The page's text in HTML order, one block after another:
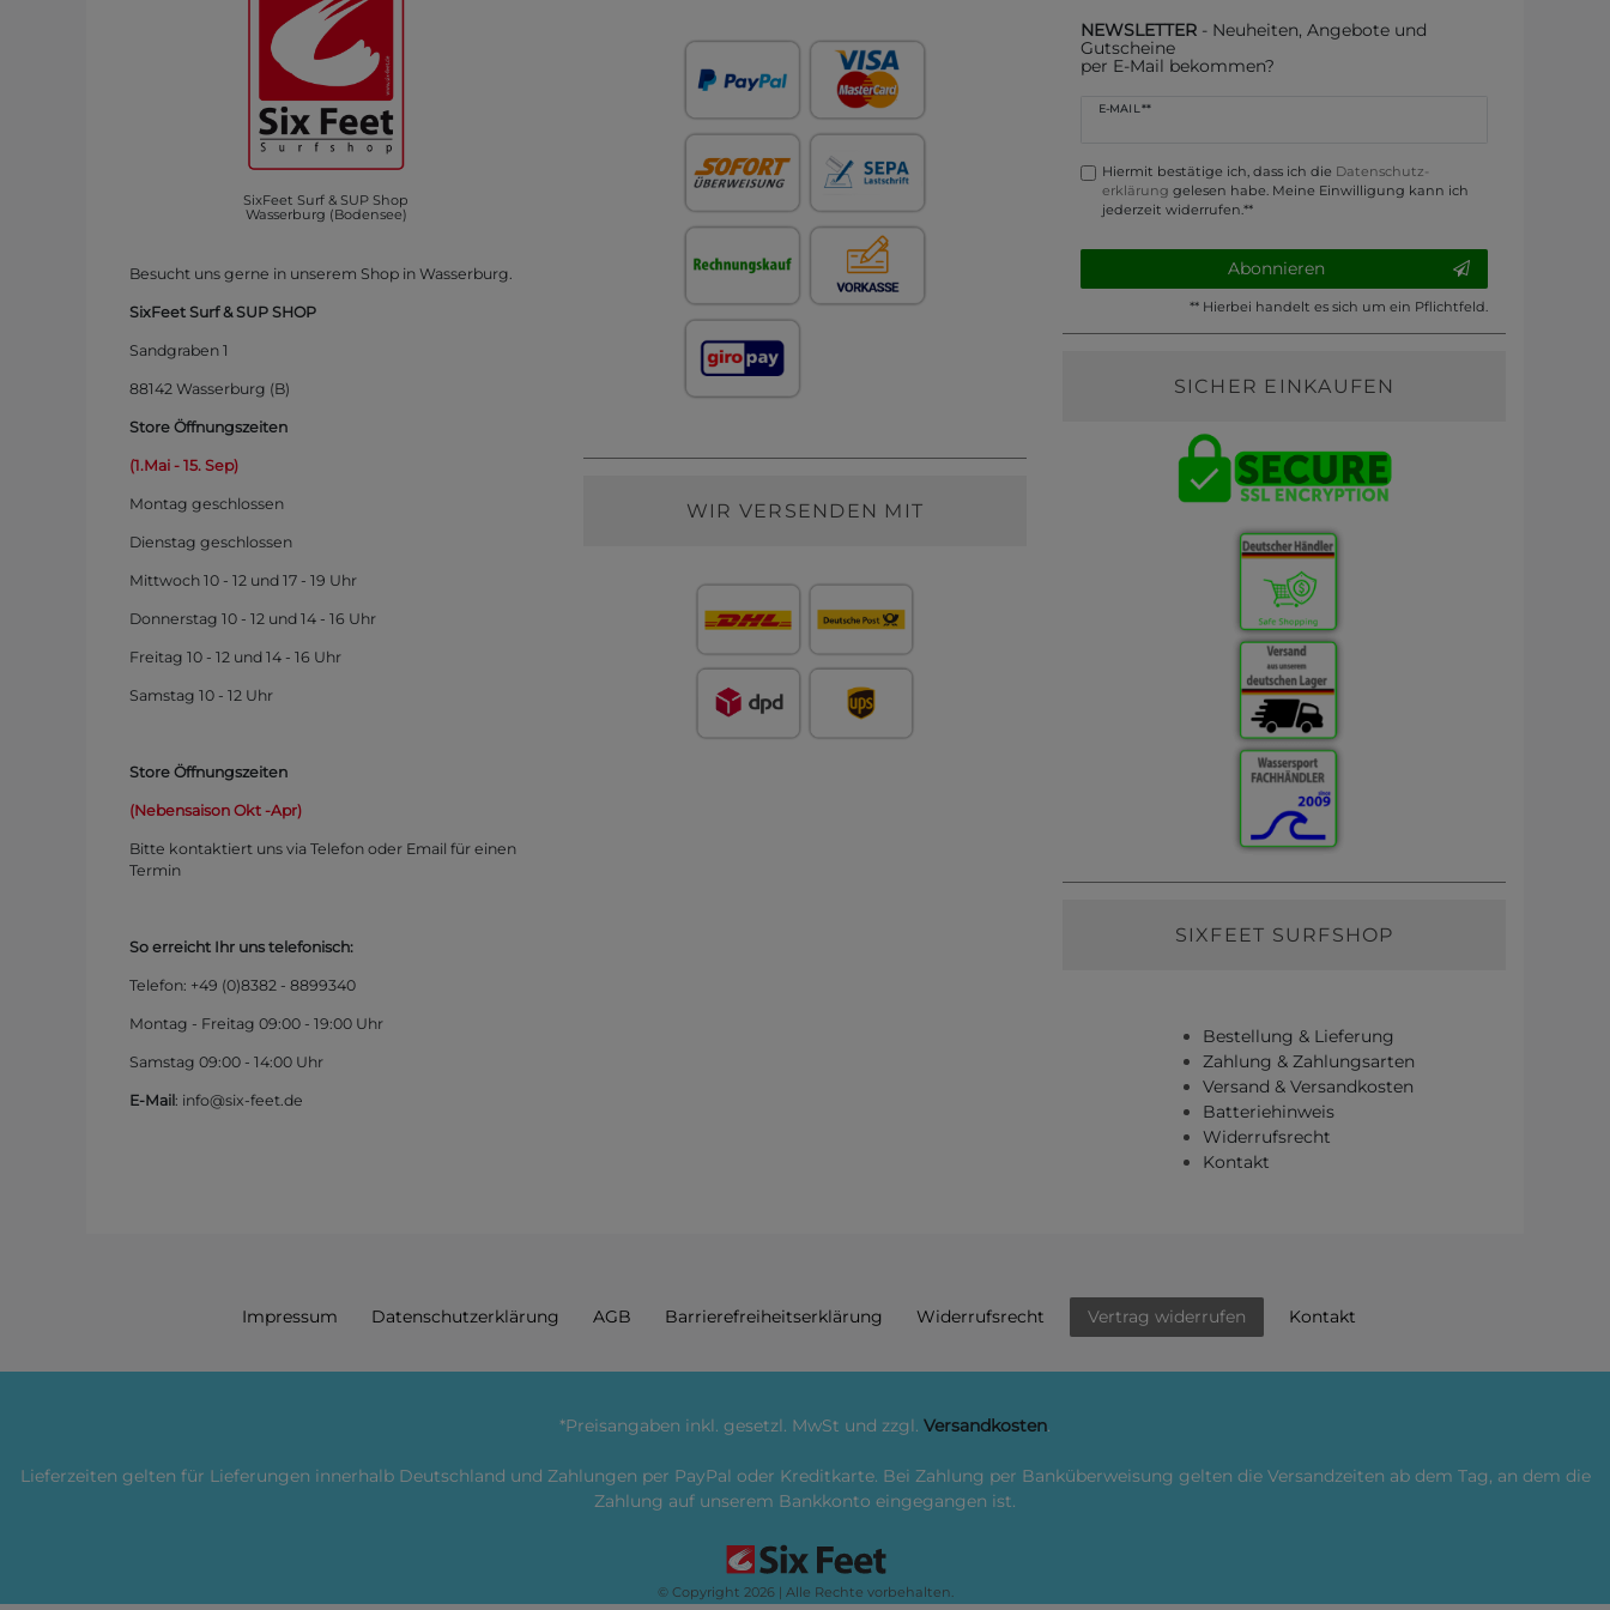
SixFeet Surf & SUP Shop
Wasserburg (Bodensee)
Besucht uns gerne in unserem Shop in Wasserburg.
SixFeet Surf & SUP SHOP
Sandgraben 1
88142 Wasserburg (B)
Store Öffnungszeiten
(1.Mai - 15. Sep)
Montag geschlossen
Dienstag geschlossen
Mittwoch 10 - 12 und 17 - 19 Uhr
Donnerstag 10 - 12 und 14 - 16 Uhr
Freitag 10 - 12 und 14 - 16 Uhr
Samstag 10 - 12 Uhr
Store Öffnungszeiten
(Nebensaison Okt -Apr)
Bitte kontaktiert uns via Telefon oder Email für einen
Termin
So erreicht Ihr uns telefonisch:
Telefon: +49 (0)8382 - 8899340
Montag - Freitag 09:00 - 19:00 Uhr
Samstag 09:00 - 14:00 Uhr
E-Mail : info@six-feet.de
WIR VERSENDEN MIT
NEWSLETTER - Neuheiten, Angebote und
Gutscheine
per E-Mail bekommen?
E-MAIL **
Newsletter
Hiermit bestätige ich, dass ich die Daten­schutz­
erklärung gelesen habe. Meine Einwilligung kann ich
jederzeit widerrufen.**
Abonnieren
** Hierbei handelt es sich um ein Pflichtfeld.
SICHER EINKAUFEN
SIXFEET SURFSHOP
Bestellung & Lieferung
Zahlung & Zahlungsarten
Versand & Versandkosten
Batteriehinweis
Widerrufsrecht
Kontakt
Impressum Daten­schutz­erklärung AGB Barrierefreiheitserklärung Widerrufs­recht Vertrag widerrufen Kontakt
*Preisangaben inkl. gesetzl. MwSt und zzgl. Versandkosten.
Lieferzeiten gelten für Lieferungen innerhalb Deutschland und Zahlungen per PayPal oder Kreditkarte. Bei Zahlung per Banküberweisung gelten die Versandzeiten ab dem Tag, an dem die
Zahlung auf unserem Bankkonto eingegangen ist.
© Copyright 2026 | Alle Rechte vorbehalten.